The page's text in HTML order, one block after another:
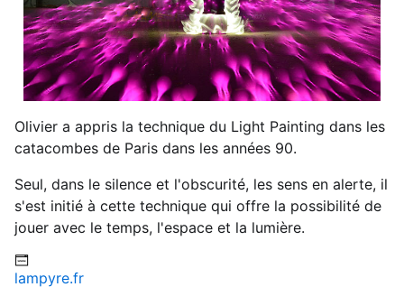
Olivier a appris la technique du Light Painting dans les
catacombes de Paris dans les années 90.
Seul, dans le silence et l'obscurité, les sens en alerte, il
s'est initié à cette technique qui offre la possibilité de
jouer avec le temps, l'espace et la lumière.
lampyre.fr